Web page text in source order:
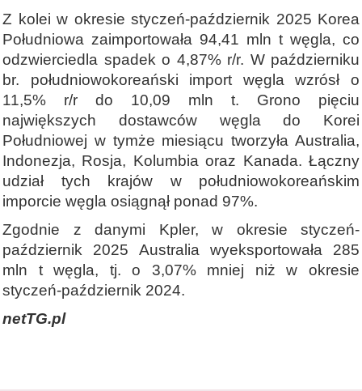
Z kolei w okresie styczeń-październik 2025 Korea
Południowa zaimportowała 94,41 mln t węgla, co
odzwierciedla spadek o 4,87% r/r. W październiku
br. południowokoreański import węgla wzrósł o
11,5% r/r do 10,09 mln t. Grono pięciu
największych dostawców węgla do Korei
Południowej w tymże miesiącu tworzyła Australia,
Indonezja, Rosja, Kolumbia oraz Kanada. Łączny
udział tych krajów w południowokoreańskim
imporcie węgla osiągnął ponad 97%.
Zgodnie z danymi Kpler, w okresie styczeń-
październik 2025 Australia wyeksportowała 285
mln t węgla, tj. o 3,07% mniej niż w okresie
styczeń-październik 2024.
netTG.pl